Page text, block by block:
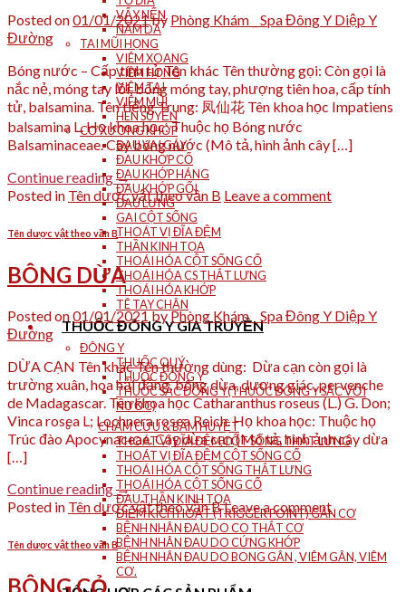
VẨY NẾN
NẤM DA
TAI MŨI HỌNG
VIÊM XOANG
VIÊM HỌNG
VIÊM TAI
VIÊM MŨI
HEN SUYỄN
CƠ XƯƠNG KHỚP
ĐAU VAI GÁY
ĐAU KHỚP CỔ
ĐAU KHỚP HÁNG
ĐAU KHỚP GỐI
ĐAU LƯNG
GAI CỘT SỐNG
THOÁT VỊ ĐĨA ĐỆM
THẦN KINH TỌA
THOÁI HÓA CỘT SỐNG CỔ
THOÁI HÓA CS THẮT LƯNG
THOÁI HÓA KHỚP
TÊ TAY CHÂN
THUỐC ĐÔNG Y GIA TRUYỀN
ĐÔNG Y
THUỐC QUÝ
THUỐC ĐÔNG Y
THUỐC SẮC ĐÔNG Y(THUỐC ĐÔNG Y SẮC VỚI
NƯỚC)
CHÂM CỨU & BẤM HUYỆT
THOÁT VỊ ĐĨA ĐỆM CỘT SỐNG THẮT LƯNG
THOÁT VỊ ĐĨA ĐỆM CỘT SỐNG CỔ
THOÁI HÓA CỘT SỐNG THẮT LƯNG
THOÁI HÓA CỘT SỐNG CỔ
ĐAU THẦN KINH TỌA
ĐIỂM KÍCH HOẠT (TRIGGER POINT) GÂN CƠ
BỆNH NHÂN ĐAU DO CO THẮT CƠ
BỆNH NHÂN ĐAU DO CỨNG KHỚP
BỆNH NHÂN ĐAU DO BONG GÂN , VIÊM GÂN, VIÊM
CƠ.
Posted on01/01/2021by Phòng Khám _ Spa Đông Y Diệp Y
Đường
Bóng nước – Cấp tính tử Tên khác Tên thường gọi: Còn gọi là
nắc nẻ, móng tay lồi, bông móng tay, phượng tiên hoa, cấp tính
tử, balsamina. Tên tiếng Trung: 凤仙花 Tên khoa học Impatiens
balsamina L. Họ khoa học: Thuộc họ Bóng nước
Balsaminaceae. Cây bóng nước (Mô tả, hình ảnh cây […]
Continue reading→
Posted in Tên dược vật theo vần B Leave a comment
Tên dược vật theo vần B
BÔNG DỪA
Posted on01/01/2021byPhòng Khám _ Spa Đông Y Diệp Y
Đường
DỪA CẠN Tên khác Tên thường dùng: Dừa cạn còn gọi là
trường xuân, hoa hải đằng, bông dừa, dương giác, pervenche
de Madagascar. Tên khoa học Catharanthus roseus (L.) G. Don;
Vinca rosea L; Lochnera rosea Reich. Họ khoa học: Thuộc họ
Trúc đào Apocynaceae. Cây dừa cạn (Mô tả, hình ảnh cây dừa
[…]
Continue reading→
Posted in Tên dược vật theo vần BLeave a comment
Tên dược vật theo vần B
BÔNG CỎ